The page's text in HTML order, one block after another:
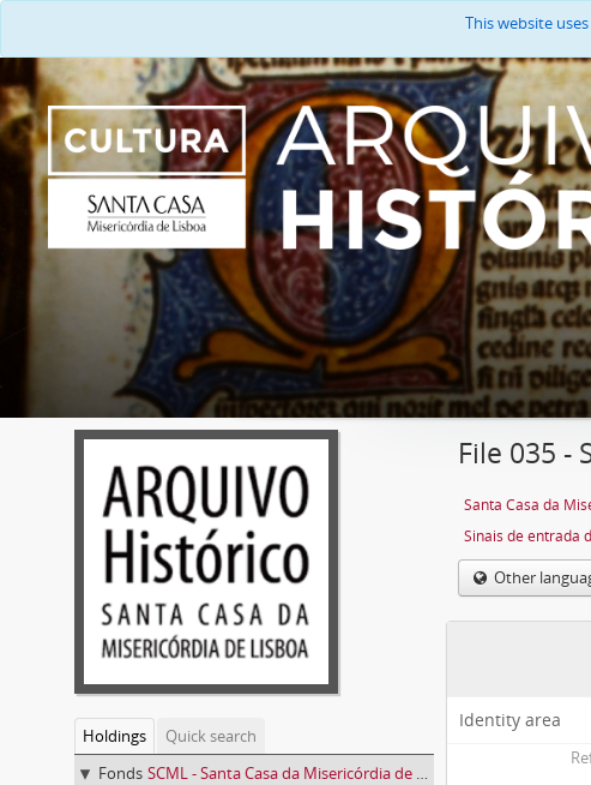
This website
Holdings
Quick search
Fonds SCML - Santa Casa da Misericórdia de Lisboa
File 035 -
Santa Casa da
Sinais de entrada
Other
Identity area